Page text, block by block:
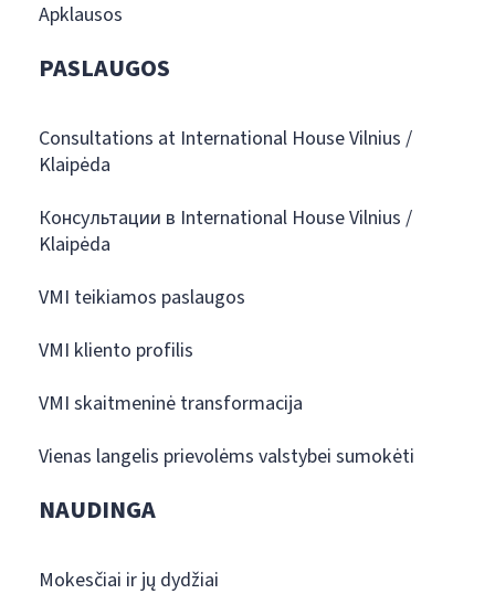
Apklausos
PASLAUGOS
Consultations at International House Vilnius /
Klaipėda
Консультации в International House Vilnius /
Klaipėda
VMI teikiamos paslaugos
VMI kliento profilis
VMI skaitmeninė transformacija
Vienas langelis prievolėms valstybei sumokėti
NAUDINGA
Mokesčiai ir jų dydžiai